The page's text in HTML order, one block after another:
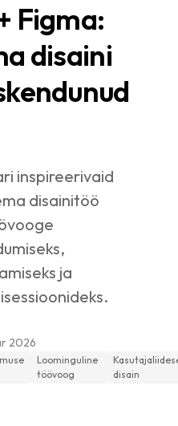
Figma:
disaini
inspireerivaid
disainitöö
ja
2026
Loominguline
töövoog
disain